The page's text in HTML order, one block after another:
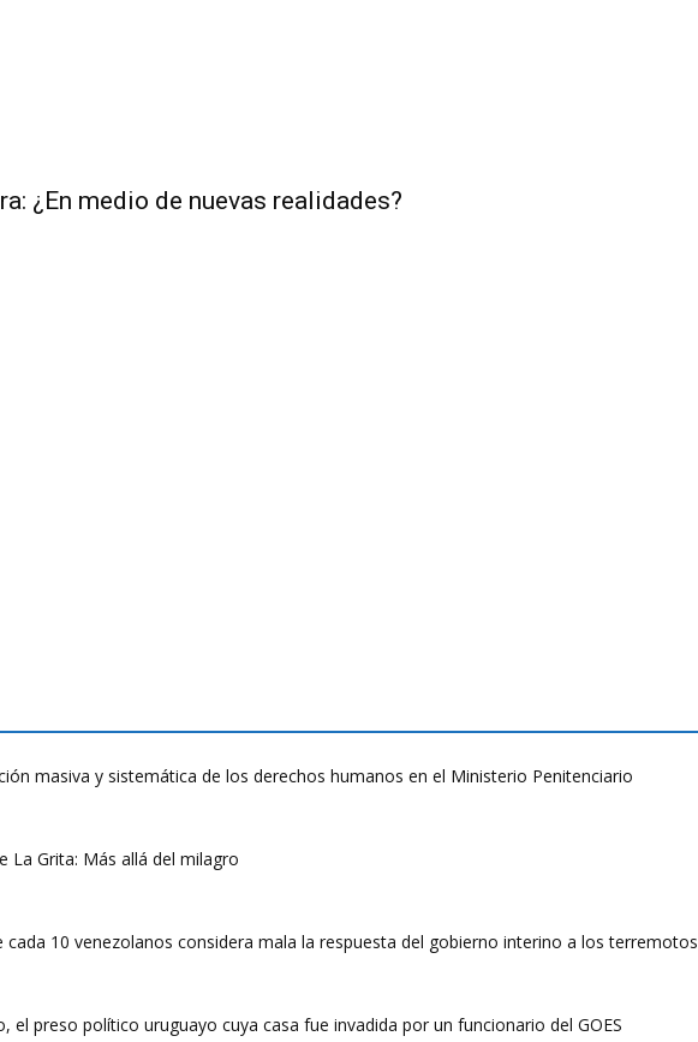
¿En medio de nuevas realidades?
masiva y sistemática de los derechos humanos en el Ministerio Penitenciario
La Grita: Más allá del milagro
cada 10 venezolanos considera mala la respuesta del gobierno interino a los terremotos
el preso político uruguayo cuya casa fue invadida por un funcionario del GOES